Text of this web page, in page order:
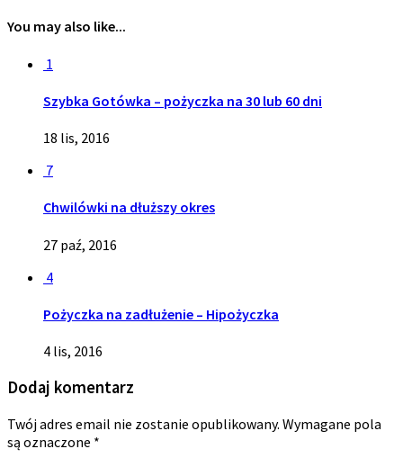
You may also like...
1
Szybka Gotówka – pożyczka na 30 lub 60 dni
18 lis, 2016
7
Chwilówki na dłuższy okres
27 paź, 2016
4
Pożyczka na zadłużenie – Hipożyczka
4 lis, 2016
Dodaj komentarz
Twój adres email nie zostanie opublikowany. Wymagane pola
są oznaczone *